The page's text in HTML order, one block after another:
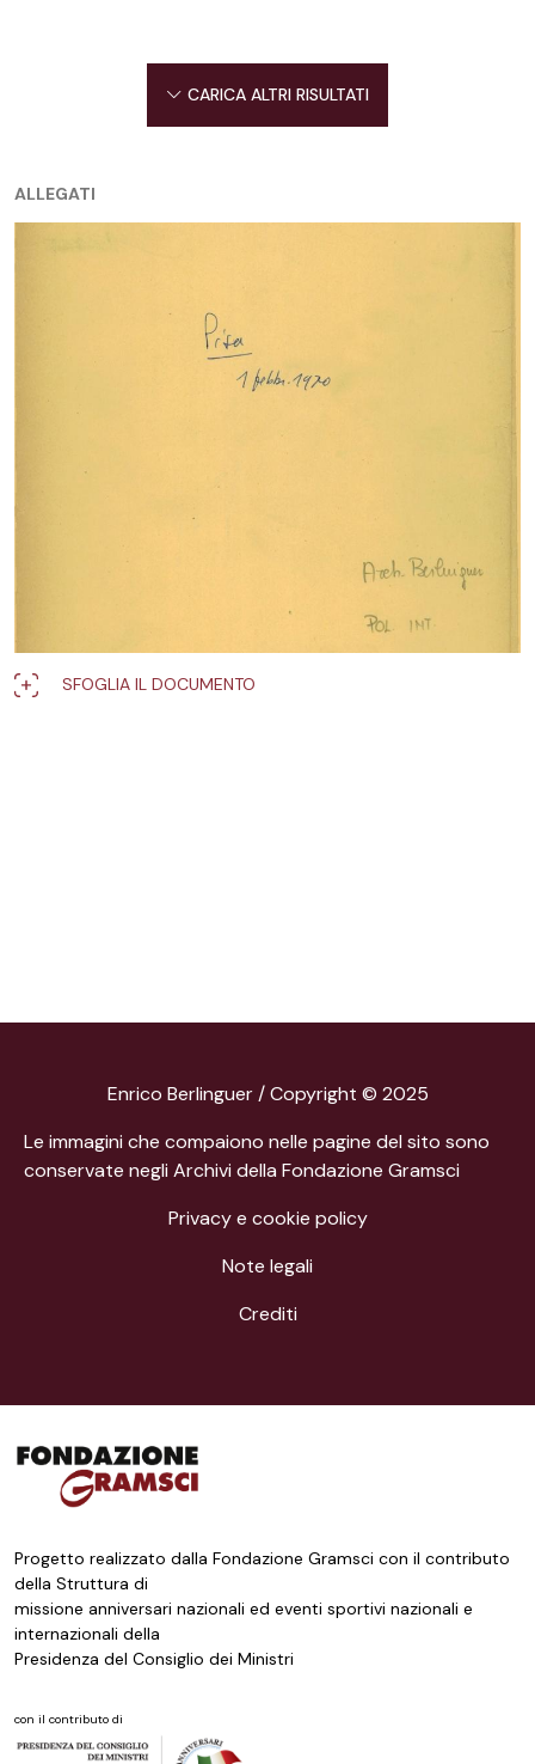
CARICA ALTRI RISULTATI
ALLEGATI
SFOGLIA IL DOCUMENTO
Enrico Berlinguer / Copyright © 2025
Le immagini che compaiono nelle pagine del sito sono
conservate negli Archivi della Fondazione Gramsci
Privacy e cookie policy
Note legali
Crediti
Progetto realizzato dalla Fondazione Gramsci con il contributo
della Struttura di
missione anniversari nazionali ed eventi sportivi nazionali e
internazionali della
Presidenza del Consiglio dei Ministri
con il contributo di